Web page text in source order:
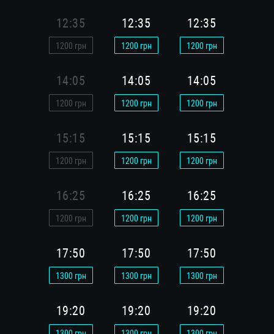
12:35
1200 грн
14:05
1200 грн
15:15
1200 грн
16:25
1200 грн
17:50
1300грн
19:20
12:35
1200грн
14:05
1200грн
15:15
1200грн
16:25
1200грн
17:50
1300грн
19:20
12:35
1200грн
14:05
1200грн
15:15
1200грн
16:25
1200грн
17:50
1300грн
19:20